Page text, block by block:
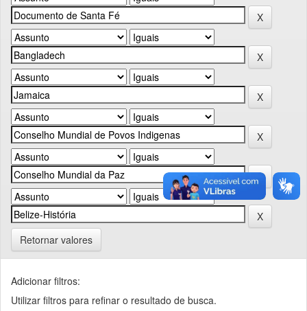
Retornar valores
Adicionar filtros:
Utilizar filtros para refinar o resultado de busca.